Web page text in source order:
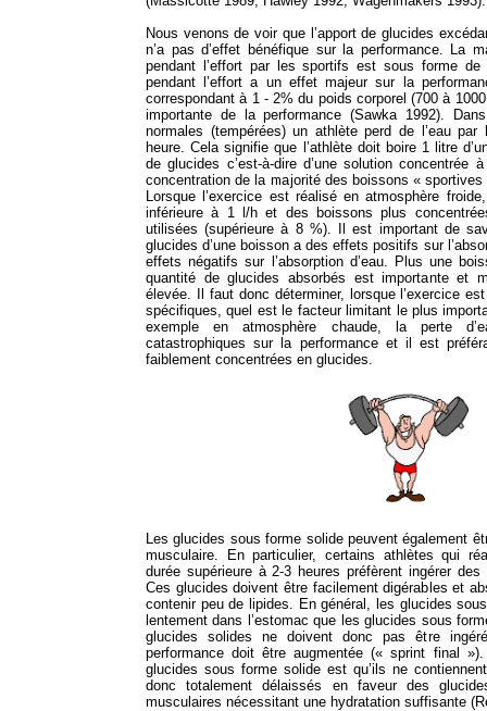
Nous venons de voir que l’apport de glucides
n’a pas d’effet bénéfique sur la performance. La
pendant l’effort par les sportifs est sous forme
pendant l’effort a un effet majeur sur la
correspondant à 1 - 2% du poids corporel (700 à
importante de la performance (Sawka 1992).
normales (tempérées) un athlète perd de l’eau
heure. Cela signifie que l’athlète doit boire 1 litre
de glucides c’est-à-dire d’une solution concentrée
concentration de la majorité des boissons «
Lorsque l’exercice est réalisé en atmosphère
inférieure à 1 l/h et des boissons plus
utilisées (supérieure à 8 %). Il est important de
glucides d’une boisson a des effets positifs sur
effets négatifs sur l’absorption d’eau. Plus une
quantité de glucides absorbés est importante et
élevée. Il faut donc déterminer, lorsque l’exercice
spécifiques, quel est le facteur limitant le plus
exemple en atmosphère chaude, la perte
catastrophiques sur la performance et il est
faiblement concentrées en glucides.
Les glucides sous forme solide peuvent également
musculaire. En particulier, certains athlètes qui
durée supérieure à 2-3 heures préfèrent ingérer
Ces glucides doivent être facilement digérables et
contenir peu de lipides. En général, les glucides
lentement dans l’estomac que les glucides sous
glucides solides ne doivent donc pas être
performance doit être augmentée (« sprint final
glucides sous forme solide est qu’ils ne
donc totalement délaissés en faveur des
musculaires nécessitant une hydratation suffisante